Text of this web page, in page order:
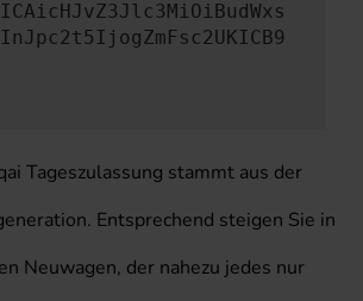
Tageszulassung stammt aus der
Entsprechend steigen Sie in
Neuwagen, der nahezu jedes nur